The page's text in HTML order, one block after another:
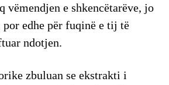
e shkencëtarëve, jo
edhe për fuqinë e tij të
ndotjen.
zbuluan se ekstrakti i